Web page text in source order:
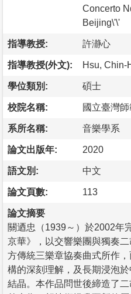
Concerto
Beijing\'\'
指導教授: 許瀞心
指導教授(外文): Hsu, Chin-
學位類別: 碩士
校院名稱: 國立臺灣
系所名稱: 音樂學系
論文出版年: 2020
語文別: 中文
論文頁數: 113
論文摘要
關迺忠（1939～）於2002年
京華》，以交響樂團與獨奏
方傳統三樂章協奏曲式所作
構的深刻理解，及長期浸泡
結晶。本作品問世後締造了